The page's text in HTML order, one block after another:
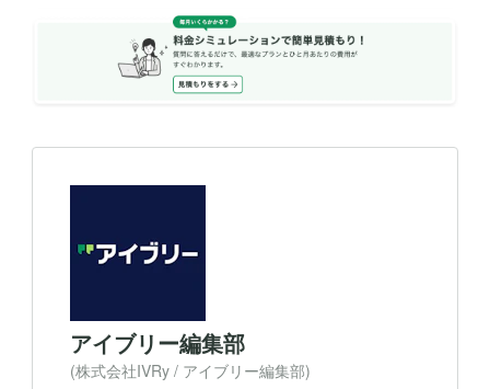
アイブリー編集部
(株式会社IVRy / アイブリー編集部)